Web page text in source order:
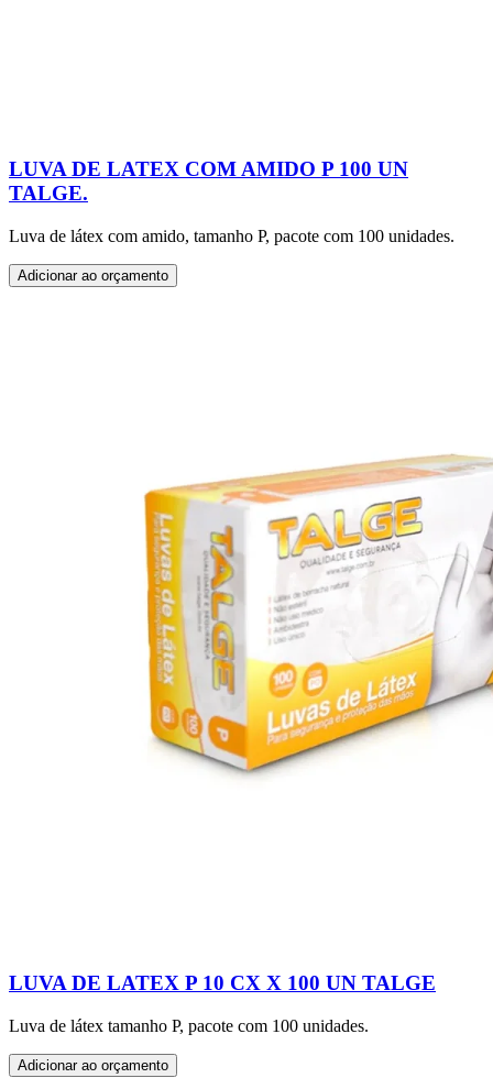
LUVA DE LATEX COM AMIDO P 100 UN
TALGE.
Luva de látex com amido, tamanho P, pacote com 100 unidades.
Adicionar ao orçamento
LUVA DE LATEX P 10 CX X 100 UN TALGE
Luva de látex tamanho P, pacote com 100 unidades.
Adicionar ao orçamento